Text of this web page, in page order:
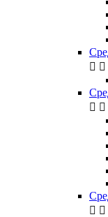
 
 
 